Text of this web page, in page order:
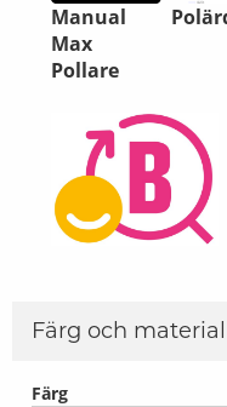
Manual
Max
Pollare
Färg och material
Färg